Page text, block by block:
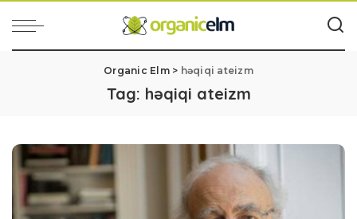
Organic Elm> həqiqi ateizm
Tag: həqiqi ateizm